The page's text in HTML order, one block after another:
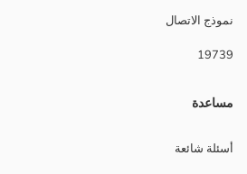
نموذج الاتصال
19739
مساعدة
أسئلة شائعة